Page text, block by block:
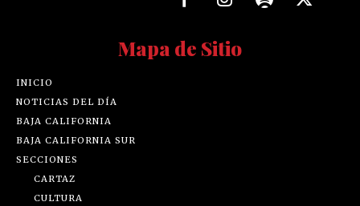
Mapa de Sitio
INICIO
NOTICIAS DEL DÍA
BAJA CALIFORNIA
BAJA CALIFORNIA SUR
SECCIONES
CARTAZ
CULTURA